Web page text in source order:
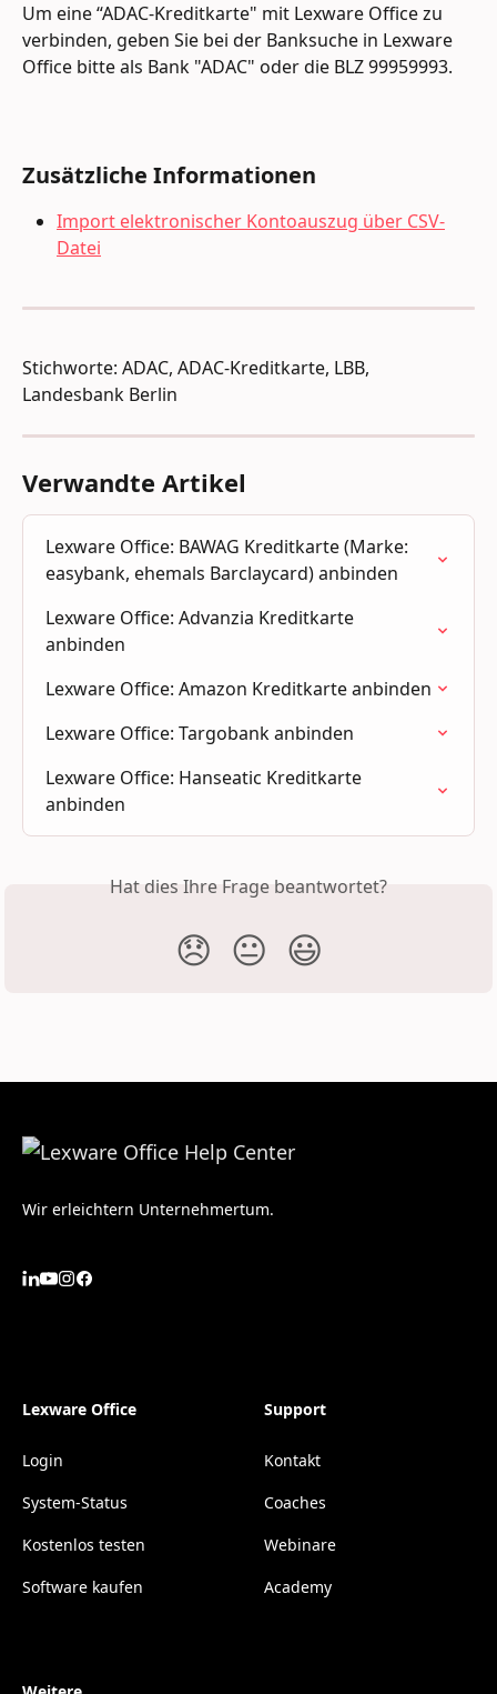
Um eine “ADAC-Kreditkarte" mit Lexware Office zu
verbinden, geben Sie bei der Banksuche in Lexware
Office bitte als Bank "ADAC" oder die BLZ 99959993.
Zusätzliche Informationen
Import elektronischer Kontoauszug über CSV-
Datei
Stichworte: ADAC, ADAC-Kreditkarte, LBB,
Landesbank Berlin
Verwandte Artikel
Lexware Office: BAWAG Kreditkarte (Marke:
easybank, ehemals Barclaycard) anbinden
Lexware Office: Advanzia Kreditkarte
anbinden
Lexware Office: Amazon Kreditkarte anbinden
Lexware Office: Targobank anbinden
Lexware Office: Hanseatic Kreditkarte
anbinden
Hat dies Ihre Frage beantwortet?
😞 😐 😃
Wir erleichtern Unternehmertum.
Lexware Office
Login
System-Status
Kostenlos testen
Software kaufen
Support
Kontakt
Coaches
Webinare
Academy